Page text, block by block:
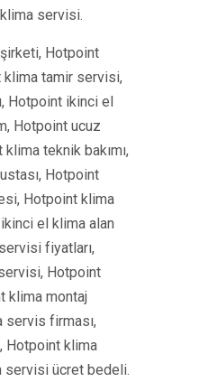
servisi.
Hotpoint
klima tamir servisi,
Hotpoint ikinci el
Hotpoint ucuz
teknik bakımı,
Hotpoint
Hotpoint klima
el klima alan
fiyatları,
Hotpoint
klima montaj
servis firması,
Hotpoint klima
servisi ücret bedeli.